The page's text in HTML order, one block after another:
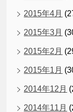
2015年4月
2015年3月
2015年2月
2015年1月
2014年12月
2014年11月